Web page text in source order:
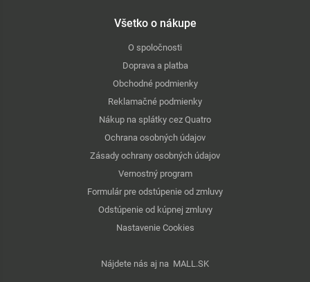
Všetko o nákupe
O spoločnosti
Doprava a platba
Obchodné podmienky
Reklamačné podmienky
Nákup na splátky cez Quatro
Ochrana osobných údajov
Zásady ochrany osobných údajov
Vernostný program
Formulár pre odstúpenie od zmluvy
Odstúpenie od kúpnej zmluvy
Nastavenie Cookies
Nájdete nás aj na MALL.SK